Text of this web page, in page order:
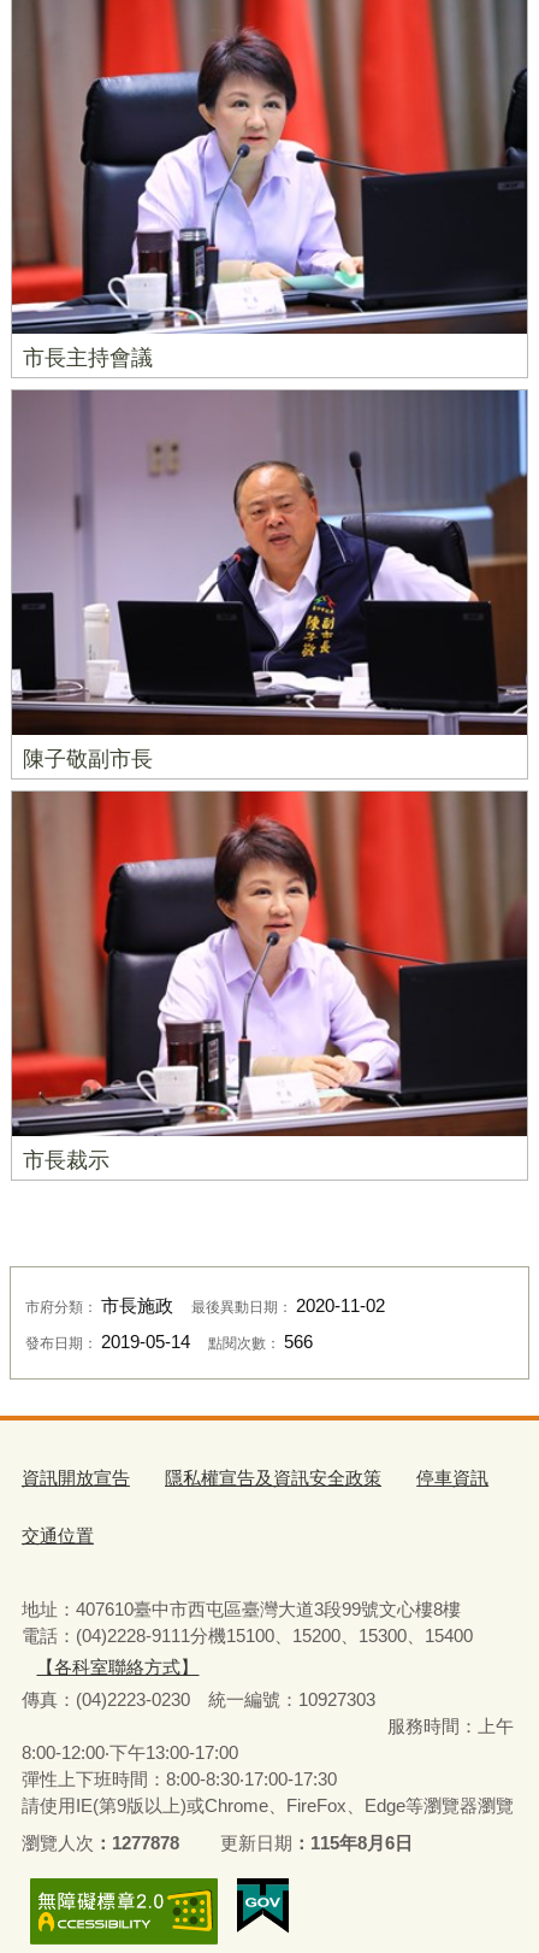
市長主持會議
陳子敬副市長
市長裁示
市府分類： 市長施政 最後異動日期： 2020-11-02
發布日期： 2019-05-14 點閱次數： 566
資訊開放宣告 隱私權宣告及資訊安全政策 停車資訊
交通位置
地址：407610臺中市西屯區臺灣大道3段99號文心樓8樓
電話：(04)2228-9111分機15100、15200、15300、15400
【各科室聯絡方式】
傳真：(04)2223-0230 統一編號 ： 10927303
服務時間：上午
8:00-12:00‧下午13:00-17:00
彈性上下班時間：8:00-8:30‧17:00-17:30
請使用IE(第9版以上)或Chrome、FireFox、Edge等瀏覽器瀏覽
瀏覽人次
1277878 更新日期 115年8月6日